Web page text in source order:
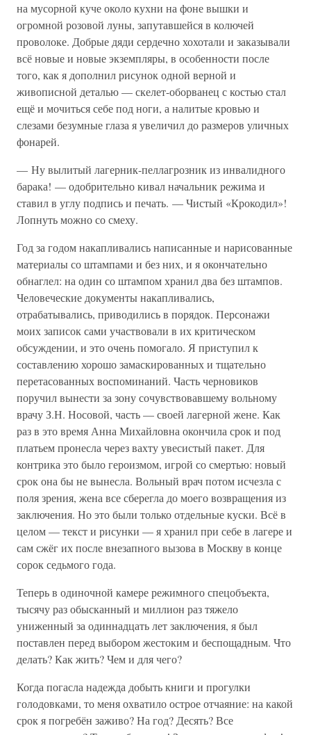
на мусорной куче около кухни на фоне вышки и
огромной розовой луны, запутавшейся в колючей
проволоке. Добрые дяди сердечно хохотали и заказывали
всё новые и новые экземпляры, в особенности после
того, как я дополнил рисунок одной верной и
живописной деталью — скелет-оборванец с костью стал
ещё и мочиться себе под ноги, а налитые кровью и
слезами безумные глаза я увеличил до размеров уличных
фонарей.
— Ну вылитый лагерник-пеллагрозник из инвалидного
барака! — одобрительно кивал начальник режима и
ставил в углу подпись и печать. — Чистый «Крокодил»!
Лопнуть можно со смеху.
Год за годом накапливались написанные и нарисованные
материалы со штампами и без них, и я окончательно
обнаглел: на один со штампом хранил два без штампов.
Человеческие документы накапливались,
отрабатывались, приводились в порядок. Персонажи
моих записок сами участвовали в их критическом
обсуждении, и это очень помогало. Я приступил к
составлению хорошо замаскированных и тщательно
перетасованных воспоминаний. Часть черновиков
поручил вынести за зону сочувствовавшему вольному
врачу З.Н. Носовой, часть — своей лагерной жене. Как
раз в это время Анна Михайловна окончила срок и под
платьем пронесла через вахту увесистый пакет. Для
контрика это было героизмом, игрой со смертью: новый
срок она бы не вынесла. Вольный врач потом исчезла с
поля зрения, жена все сберегла до моего возвращения из
заключения. Но это были только отдельные куски. Всё в
целом — текст и рисунки — я хранил при себе в лагере и
сам сжёг их после внезапного вызова в Москву в конце
сорок седьмого года.
Теперь в одиночной камере режимного спецобъекта,
тысячу раз обысканный и миллион раз тяжело
униженный за одиннадцать лет заключения, я был
поставлен перед выбором жестоким и беспощадным. Что
делать? Как жить? Чем и для чего?
Когда погасла надежда добыть книги и прогулки
голодовками, то меня охватило острое отчаяние: на какой
срок я погребён заживо? На год? Десять? Все